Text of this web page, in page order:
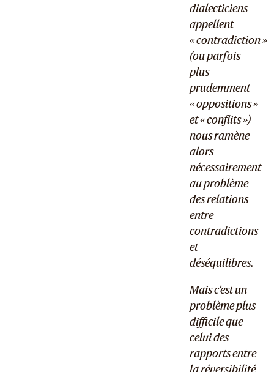
dialecticiens
appellent
« contradiction »
(ou parfois
plus
prudemment
« oppositions »
et « conflits »)
nous ramène
alors
nécessairement
au problème
des relations
entre
contradictions
et
déséquilibres.
Mais c’est un
problème plus
difficile que
celui des
rapports entre
la réversibilité